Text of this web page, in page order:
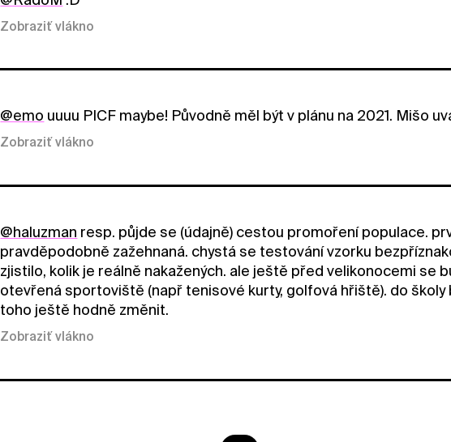
Zobraziť vlákno
@emo uuuu PICF maybe! Původně měl být v plánu na 2021. Mišo
Zobraziť vlákno
@haluzman resp. půjde se (údajně) cestou promoření populace.
pravděpodobně zažehnaná. chystá se testování vzorku
zjistilo, kolik je reálně nakažených. ale ještě před velikonocemi se
otevřená sportoviště (např tenisové kurty, golfová hřiště). do školy
toho ještě hodně změnit.
Zobraziť vlákno